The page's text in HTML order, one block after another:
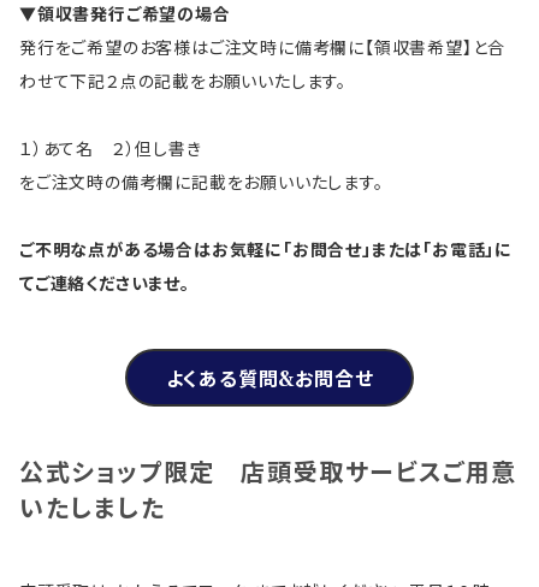
▼領収書発行ご希望の場合
発行をご希望のお客様はご注文時に備考欄に【領収書希望】と合
わせて下記２点の記載をお願いいたします。
１）あて名 ２）但し書き
をご注文時の備考欄に記載をお願いいたします。
ご不明な点がある場合はお気軽に「お問合せ」または「お電話」に
てご連絡くださいませ。
よくある質問&お問合せ
公式ショップ限定 店頭受取サービスご用意
いたしました